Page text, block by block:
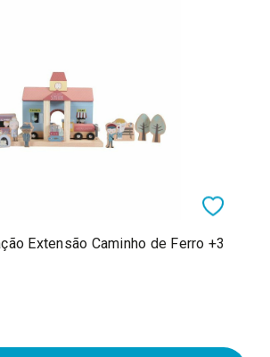
Extensão Caminho de Ferro +3